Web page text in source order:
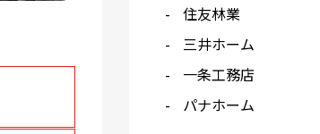
住友林業
三井ホーム
一条工務店
パナホーム